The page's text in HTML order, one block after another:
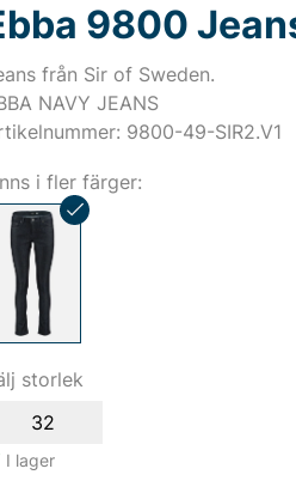
9800
från Sir of Sweden.
NAVY JEANS
9800-49-SIR2.V1
i fler färger:
storlek
32